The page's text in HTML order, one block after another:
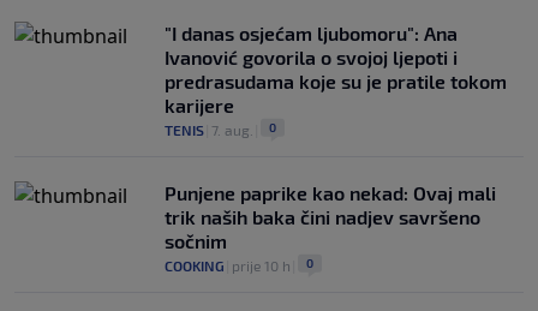
"I danas osjećam ljubomoru": Ana
Ivanović govorila o svojoj ljepoti i
predrasudama koje su je pratile tokom
karijere
TENIS 7. aug. 0
Punjene paprike kao nekad: Ovaj mali
trik naših baka čini nadjev savršeno
sočnim
COOKING prije 10 h 0